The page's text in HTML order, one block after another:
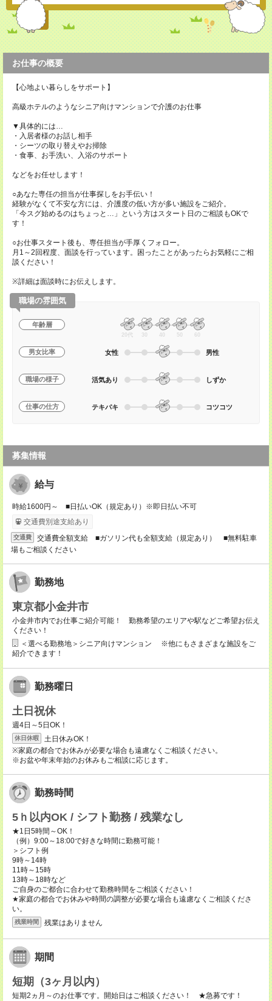
お仕事の概要
【心地よい暮らしをサポート】
高級ホテルのようなシニア向けマンションで介護のお仕事
▼具体的には…
・入居者様のお話し相手
・シーツの取り替えやお掃除
・食事、お手洗い、入浴のサポート
などをお任せします！
○あなた専任の担当が仕事探しをお手伝い！
経験がなくて不安な方には、介護度の低い方が多い施設をご紹介。
「今スグ始めるのはちょっと…」という方はスタート日のご相談もOKで
す！
○お仕事スタート後も、専任担当が手厚くフォロー。
月1～2回程度、面談を行っています。困ったことがあったらお気軽にご相
談ください！
※詳細は面談時にお伝えします。
職場の雰囲気
年齢層
20代 30 40 50 60
男女比率 女性 男性
職場の様子 活気あり しずか
仕事の仕方 テキパキ コツコツ
募集情報
給与
時給1600円～ ■日払いOK（規定あり）※即日払い不可
交通費別途支給あり
交通費
交通費全額支給 ■ガソリン代も全額支給（規定あり） ■無料駐車
場もご相談ください
勤務地
東京都小金井市
小金井市内でお仕事ご紹介可能！ 勤務希望のエリアや駅などご希望お伝え
ください！
＜選べる勤務地＞シニア向けマンション ※他にもさまざまな施設をご
紹介できます！
勤務曜日
土日祝休
週4日～5日OK！
休日休暇
土日休みOK！
※家庭の都合でお休みが必要な場合も遠慮なくご相談ください。
※お盆や年末年始のお休みもご相談に応じます。
勤務時間
5ｈ以内OK / シフト勤務 / 残業なし
★1日5時間～OK！
（例）9:00～18:00で好きな時間に勤務可能！
＞シフト例
9時～14時
11時～15時
13時～18時など
ご自身のご都合に合わせて勤務時間をご相談ください！
★家庭の都合でお休みや時間の調整が必要な場合も遠慮なくご相談くださ
い。
残業時間 残業はありません
期間
短期（3ヶ月以内）
短期2ヵ月～のお仕事です。開始日はご相談ください！ ★急募です！